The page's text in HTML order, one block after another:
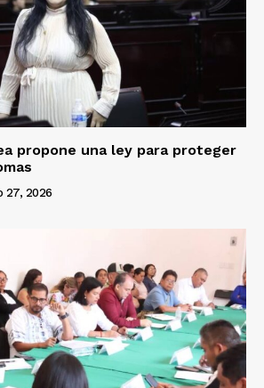
propone una ley para proteger
27, 2026